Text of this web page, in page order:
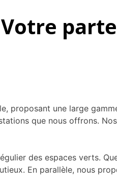
proposant une large
que nous offrons.
des espaces verts.
En parallèle, nous